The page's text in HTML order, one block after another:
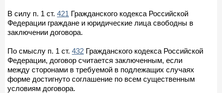
В силу п. 1 ст. 421 Гражданского кодекса Российской
Федерации граждане и юридические лица свободны в
заключении договора.
По смыслу п. 1 ст. 432 Гражданского кодекса Российской
Федерации, договор считается заключенным, если
между сторонами в требуемой в подлежащих случаях
форме достигнуто соглашение по всем существенным
условиям договора.